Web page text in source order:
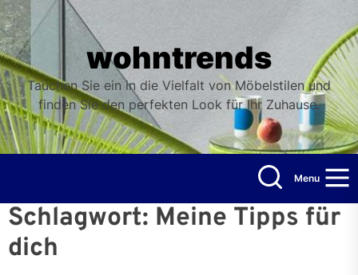
Skip
to
the
content
wohntrends
Tauchen Sie ein in die Vielfalt von Möbelstilen und
finden Sie den perfekten Look für Ihr Zuhause.
Menu
Schlagwort: Meine Tipps für
dich